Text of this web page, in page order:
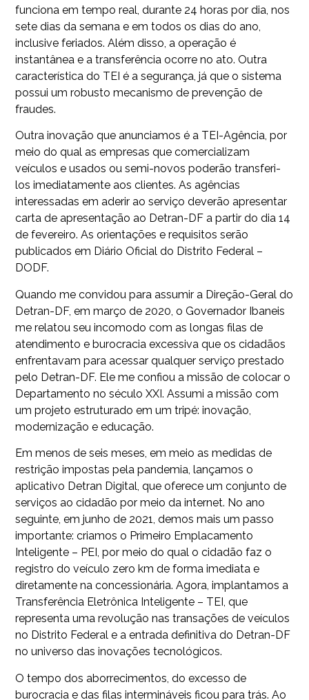
funciona em tempo real, durante 24 horas por dia, nos
sete dias da semana e em todos os dias do ano,
inclusive feriados. Além disso, a operação é
instantânea e a transferência ocorre no ato. Outra
característica do TEI é a segurança, já que o sistema
possui um robusto mecanismo de prevenção de
fraudes.
Outra inovação que anunciamos é a TEI-Agência, por
meio do qual as empresas que comercializam
veículos e usados ou semi-novos poderão transferi-
los imediatamente aos clientes. As agências
interessadas em aderir ao serviço deverão apresentar
carta de apresentação ao Detran-DF a partir do dia 14
de fevereiro. As orientações e requisitos serão
publicados em Diário Oficial do Distrito Federal –
DODF.
Quando me convidou para assumir a Direção-Geral do
Detran-DF, em março de 2020, o Governador Ibaneis
me relatou seu incomodo com as longas filas de
atendimento e burocracia excessiva que os cidadãos
enfrentavam para acessar qualquer serviço prestado
pelo Detran-DF. Ele me confiou a missão de colocar o
Departamento no século XXI. Assumi a missão com
um projeto estruturado em um tripé: inovação,
modernização e educação.
Em menos de seis meses, em meio as medidas de
restrição impostas pela pandemia, lançamos o
aplicativo Detran Digital, que oferece um conjunto de
serviços ao cidadão por meio da internet. No ano
seguinte, em junho de 2021, demos mais um passo
importante: criamos o Primeiro Emplacamento
Inteligente – PEI, por meio do qual o cidadão faz o
registro do veículo zero km de forma imediata e
diretamente na concessionária. Agora, implantamos a
Transferência Eletrônica Inteligente – TEI, que
representa uma revolução nas transações de veículos
no Distrito Federal e a entrada definitiva do Detran-DF
no universo das inovações tecnológicos.
O tempo dos aborrecimentos, do excesso de
burocracia e das filas intermináveis ficou para trás. Ao